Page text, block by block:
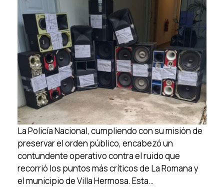
La Policía Nacional, cumpliendo con su misión de
preservar el orden público, encabezó un
contundente operativo contra el ruido que
recorrió los puntos más críticos de La Romana y
el municipio de Villa Hermosa. Esta…